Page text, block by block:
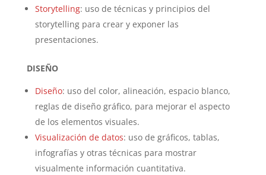
Storytelling: uso de técnicas y principios del
storytelling para crear y exponer las
presentaciones.
DISEÑO
Diseño: uso del color, alineación, espacio blanco,
reglas de diseño gráfico, para mejorar el aspecto
de los elementos visuales.
Visualización de datos: uso de gráficos, tablas,
infografías y otras técnicas para mostrar
visualmente información cuantitativa.